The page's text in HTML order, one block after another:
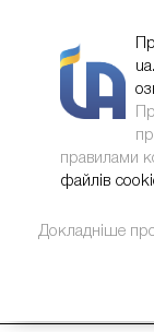
правилами
файлів
Докладніше